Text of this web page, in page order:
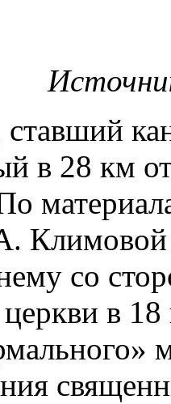
в 28 км
со
в